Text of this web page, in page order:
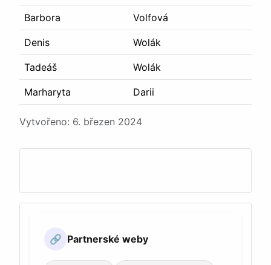
Barbora Volfová
Denis Wolák
Tadeáš Wolák
Marharyta Darii
Podrobnosti
Vytvořeno: 6. březen 2024
🔗 Partnerské weby